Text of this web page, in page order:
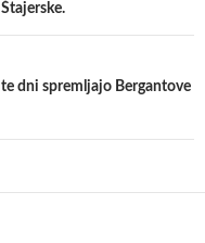
dni spremljajo Bergantove